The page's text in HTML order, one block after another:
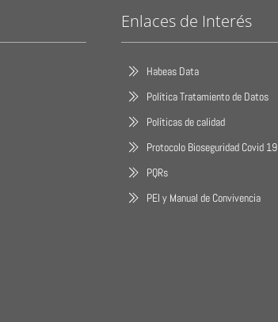
Enlaces de Interés
Habeas Data
Política Tratamiento de Datos
Políticas de calidad
Protocolo Bioseguridad Covid 19
PQRs
PEI y Manual de Convivencia